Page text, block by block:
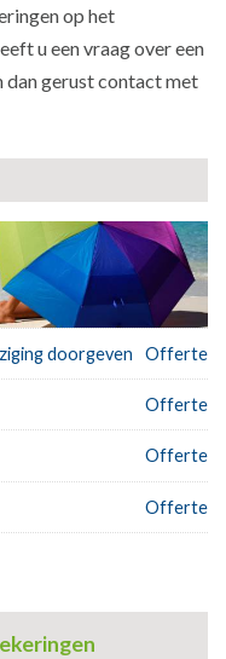
op het
u een vraag over een
dan gerust contact met
Offerte
doorgeven
Offerte
Offerte
Offerte